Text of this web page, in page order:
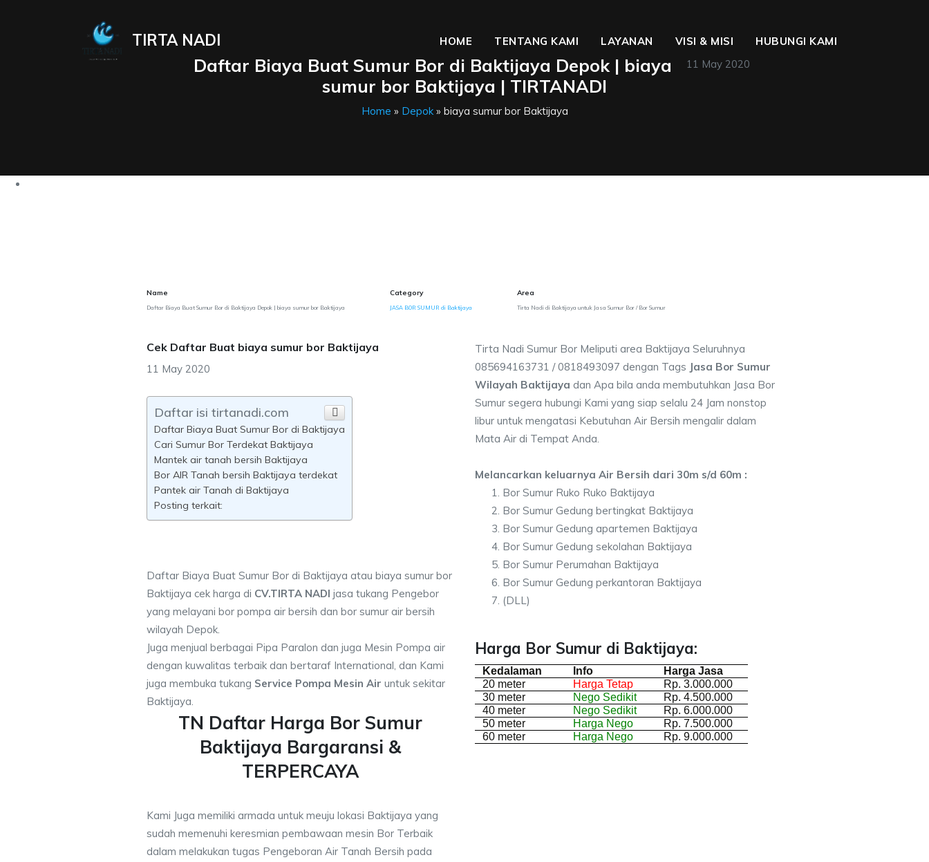
TIRTA NADI HOME TENTANG KAMI LAYANAN VISI & MISI
HUBUNGI KAMI
11 May 2020
Daftar Biaya Buat Sumur Bor di Baktijaya Depok | biaya
sumur bor Baktijaya | TIRTANADI
Home » Depok» biaya sumur bor Baktijaya
Name
Daftar Biaya Buat Sumur Bor di Baktijaya Depok | biaya sumur bor Baktijaya
Category
JASA BOR SUMUR di Baktijaya
Area
Tirta Nadi di Baktijaya untuk Jasa Sumur Bor / Bor Sumur
Cek Daftar Buat biaya sumur bor Baktijaya
11 May 2020
Daftar isi tirtanadi.com
Daftar Biaya Buat Sumur Bor di Baktijaya
Cari Sumur Bor Terdekat Baktijaya
Mantek air tanah bersih Baktijaya
Bor AIR Tanah bersih Baktijaya terdekat
Pantek air Tanah di Baktijaya
Posting terkait:
Daftar Biaya Buat Sumur Bor di Baktijaya atau biaya sumur bor
Baktijaya cek harga di CV.TIRTA NADI jasa tukang Pengebor
yang melayani bor pompa air bersih dan bor sumur air bersih
wilayah Depok.
Juga menjual berbagai Pipa Paralon dan juga Mesin Pompa air
dengan kuwalitas terbaik dan bertaraf International, dan Kami
juga membuka tukang Service Pompa Mesin Air untuk sekitar
Baktijaya.
TN Daftar Harga Bor Sumur
Baktijaya Bargaransi &
TERPERCAYA
Kami Juga memiliki armada untuk meuju lokasi Baktijaya yang
sudah memenuhi keresmian pembawaan mesin Bor Terbaik
dalam melakukan tugas Pengeboran Air Tanah Bersih pada
Tirta Nadi Sumur Bor Meliputi area Baktijaya Seluruhnya
085694163731 / 0818493097 dengan Tags Jasa Bor Sumur
Wilayah Baktijaya dan Apa bila anda membutuhkan Jasa Bor
Sumur segera hubungi Kami yang siap selalu 24 Jam nonstop
libur untuk mengatasi Kebutuhan Air Bersih mengalir dalam
Mata Air di Tempat Anda.
Melancarkan keluarnya Air Bersih dari 30m s/d 60m :
Bor Sumur Ruko Ruko Baktijaya
Bor Sumur Gedung bertingkat Baktijaya
Bor Sumur Gedung apartemen Baktijaya
Bor Sumur Gedung sekolahan Baktijaya
Bor Sumur Perumahan Baktijaya
Bor Sumur Gedung perkantoran Baktijaya
(DLL)
Harga Bor Sumur di Baktijaya:
Kedalaman Info
Harga Jasa
20 meter
Harga Tetap
Rp. 3.000.000
30 meter
Nego Sedikit
Rp. 4.500.000
40 meter
Nego Sedikit
Rp. 6.000.000
50 meter
Harga Nego
Rp. 7.500.000
60 meter
Harga Nego Rp. 9.000.000